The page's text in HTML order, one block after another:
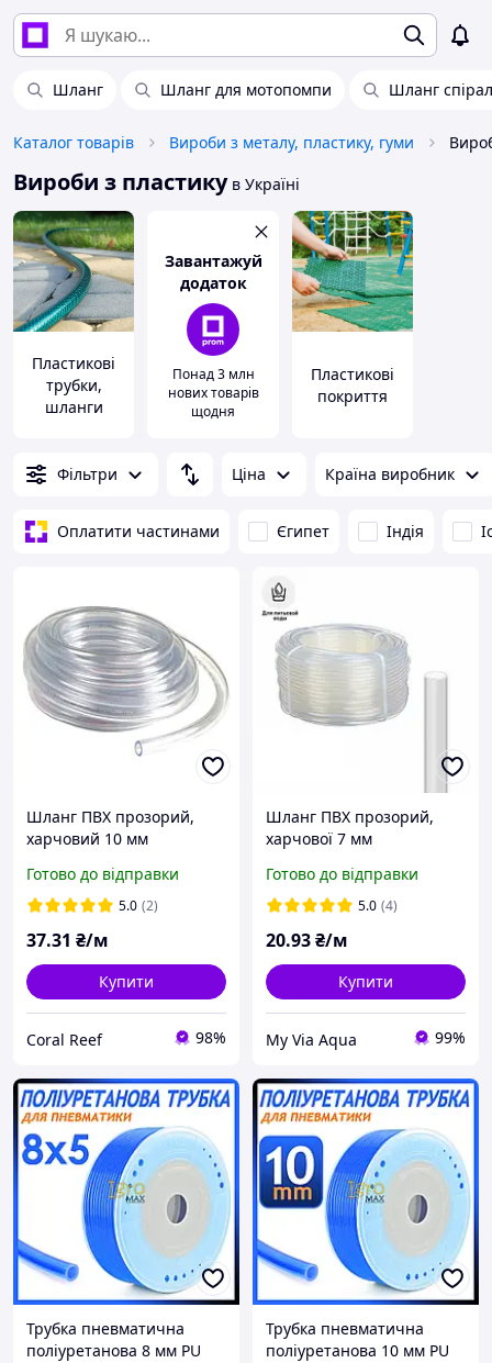
Шланг Шланг для мотопомпи Шланг
Каталог товарів Вироби з металу, пластику, гуми
Вироби з пластику в Україні
Пластикові
трубки,
шланги
Завантажуй
додаток
Понад 3 млн
нових товарів
щодня
Пластикові
покриття
Фільтри Ціна Країна виробник
Оплатити частинами Єгипет Індія
Шланг ПВХ прозорий,
харчовий 10 мм
Готово до відправки
5.0 (2)
37.31 ₴/м
Купити
Coral Reef 98%
Шланг ПВХ прозорий,
харчової 7 мм
Готово до відправки
5.0 (4)
20.93₴/м
Купити
My Via Aqua 99%
Трубка пневматична
поліуретанова 8 мм PU
Трубка пневматична
поліуретанова 10 мм PU